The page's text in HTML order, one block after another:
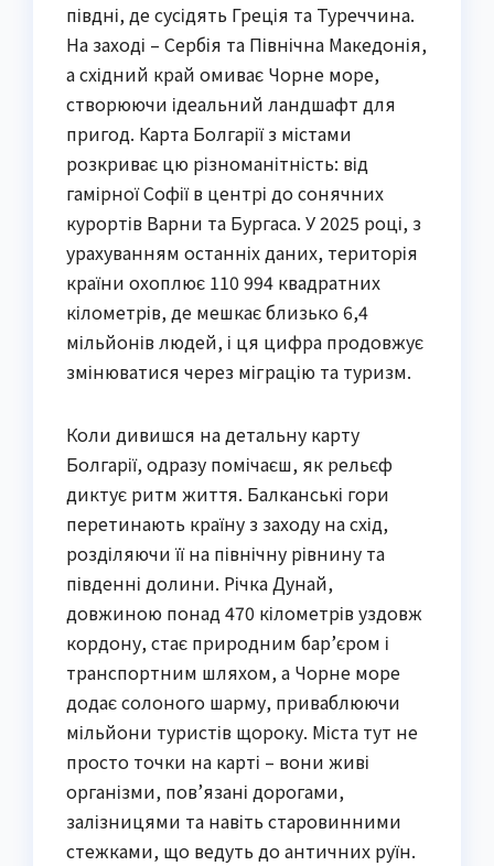
півдні, де сусідять Греція та Туреччина.
На заході – Сербія та Північна Македонія,
а східний край омиває Чорне море,
створюючи ідеальний ландшафт для
пригод. Карта Болгарії з містами
розкриває цю різноманітність: від
гамірної Софії в центрі до сонячних
курортів Варни та Бургаса. У 2025 році, з
урахуванням останніх даних, територія
країни охоплює 110 994 квадратних
кілометрів, де мешкає близько 6,4
мільйонів людей, і ця цифра продовжує
змінюватися через міграцію та туризм.
Коли дивишся на детальну карту
Болгарії, одразу помічаєш, як рельєф
диктує ритм життя. Балканські гори
перетинають країну з заходу на схід,
розділяючи її на північну рівнину та
південні долини. Річка Дунай,
довжиною понад 470 кілометрів уздовж
кордону, стає природним бар’єром і
транспортним шляхом, а Чорне море
додає солоного шарму, приваблюючи
мільйони туристів щороку. Міста тут не
просто точки на карті – вони живі
організми, пов’язані дорогами,
залізницями та навіть старовинними
стежками, що ведуть до античних руїн.